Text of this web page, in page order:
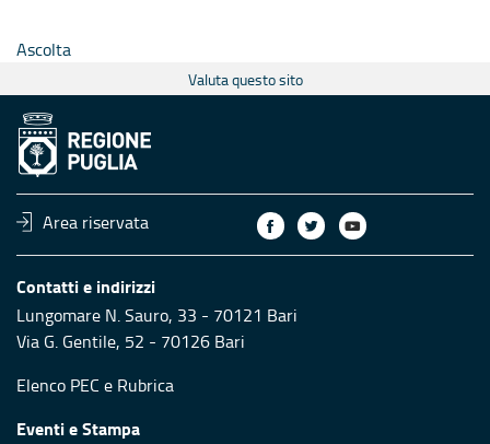
Ascolta
Valuta questo sito
Area riservata
Contatti e indirizzi
Lungomare N. Sauro, 33 - 70121 Bari
Via G. Gentile, 52 - 70126 Bari
Elenco PEC e Rubrica
Eventi e Stampa